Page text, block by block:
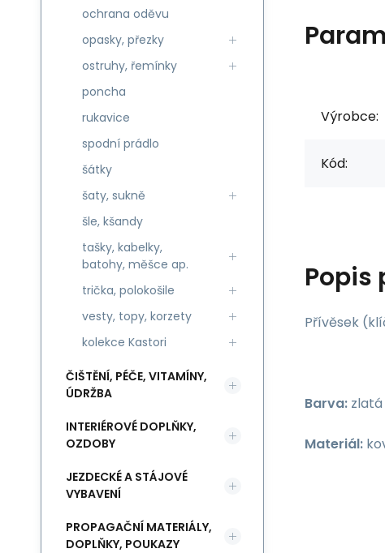
Výrobce:
Kód:
Popis
Přívěsek
Barva: zlatá
Materiál:
ochrana oděvu
opasky, přezky
ostruhy, řemínky
poncha
rukavice
spodní prádlo
šátky
šaty, sukně
šle, kšandy
tašky, kabelky,
batohy, měšce ap.
trička, polokošile
vesty, topy, korzety
kolekce Kastori
ČIŠTĚNÍ, PÉČE, VITAMÍNY,
ÚDRŽBA
INTERIÉROVÉ DOPLŇKY,
OZDOBY
JEZDECKÉ A STÁJOVÉ
VYBAVENÍ
PROPAGAČNÍ MATERIÁLY,
DOPLŇKY, POUKAZY